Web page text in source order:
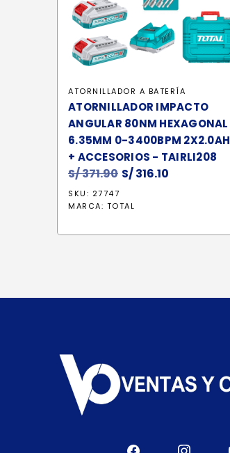
ATORNILLADOR A BATERÍA
ATORNILLADOR IMPACTO
ANGULAR 80NM HEXAGONAL
6.35MM 0-3400BPM 2X2.0AH
+ ACCESORIOS - TAIRLI208
S/371.90 El
original
S/ 371.90.
S/316.10
S/ 316.10.
SKU: 27747
MARCA: TOTAL